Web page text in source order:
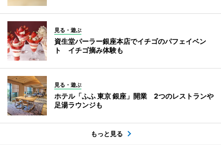
見る・遊ぶ
資生堂パーラー銀座本店でイチゴのパフェイベン
ト イチゴ摘み体験も
見る・遊ぶ
ホテル「ふふ 東京 銀座」開業 2つのレストランや
足湯ラウンジも
もっと見る